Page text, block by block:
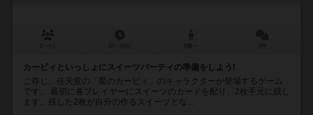
カービィといっしょにスイーツパーティの準備をしよう!
ご存じ、任天堂の「星のカービィ」のキャラクターが登場するゲーム
です。 最初に各プレイヤーにスイーツのカードを配り、2枚手元に残し
ます。残した2枚が自分の作るスイーツとな...